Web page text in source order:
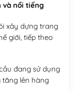
và nổi tiếng
xây dựng trang
giới, tiếp theo
đang sử dụng
tăng lên hàng